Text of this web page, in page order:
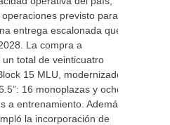
previsto para
entrega escalonada que
La compra a
total de veinticuatro
15 MLU, modernizados
16 monoplazas y ocho
a entrenamiento. Además,
la incorporación de